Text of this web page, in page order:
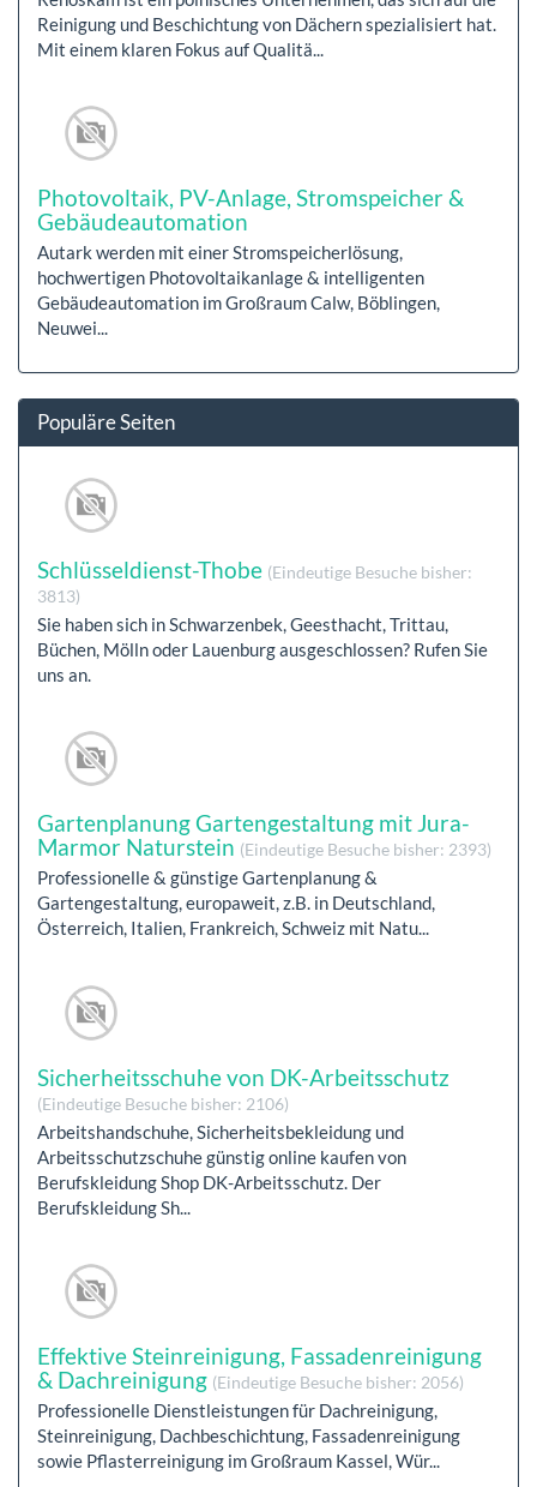
Reinigung und Beschichtung von Dächern spezialisiert hat.
Mit einem klaren Fokus auf Qualitä...
Photovoltaik, PV-Anlage, Stromspeicher &
Gebäudeautomation
Autark werden mit einer Stromspeicherlösung,
hochwertigen Photovoltaikanlage & intelligenten
Gebäudeautomation im Großraum Calw, Böblingen,
Neuwei...
Populäre Seiten
Schlüsseldienst-Thobe (Eindeutige Besuche bisher:
3813)
Sie haben sich in Schwarzenbek, Geesthacht, Trittau,
Büchen, Mölln oder Lauenburg ausgeschlossen? Rufen Sie
uns an.
Gartenplanung Gartengestaltung mit Jura-
Marmor Naturstein (Eindeutige Besuche bisher: 2393)
Professionelle & günstige Gartenplanung &
Gartengestaltung, europaweit, z.B. in Deutschland,
Österreich, Italien, Frankreich, Schweiz mit Natu...
Sicherheitsschuhe von DK-Arbeitsschutz
(Eindeutige Besuche bisher: 2106)
Arbeitshandschuhe, Sicherheitsbekleidung und
Arbeitsschutzschuhe günstig online kaufen von
Berufskleidung Shop DK-Arbeitsschutz. Der
Berufskleidung Sh...
Effektive Steinreinigung, Fassadenreinigung
& Dachreinigung (Eindeutige Besuche bisher: 2056)
Professionelle Dienstleistungen für Dachreinigung,
Steinreinigung, Dachbeschichtung, Fassadenreinigung
sowie Pflasterreinigung im Großraum Kassel, Wür...